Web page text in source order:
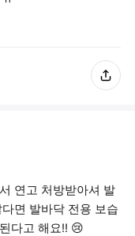
연고 처방받아셔 발
면 발바닥 전용 보습
다고 해요!! 😢